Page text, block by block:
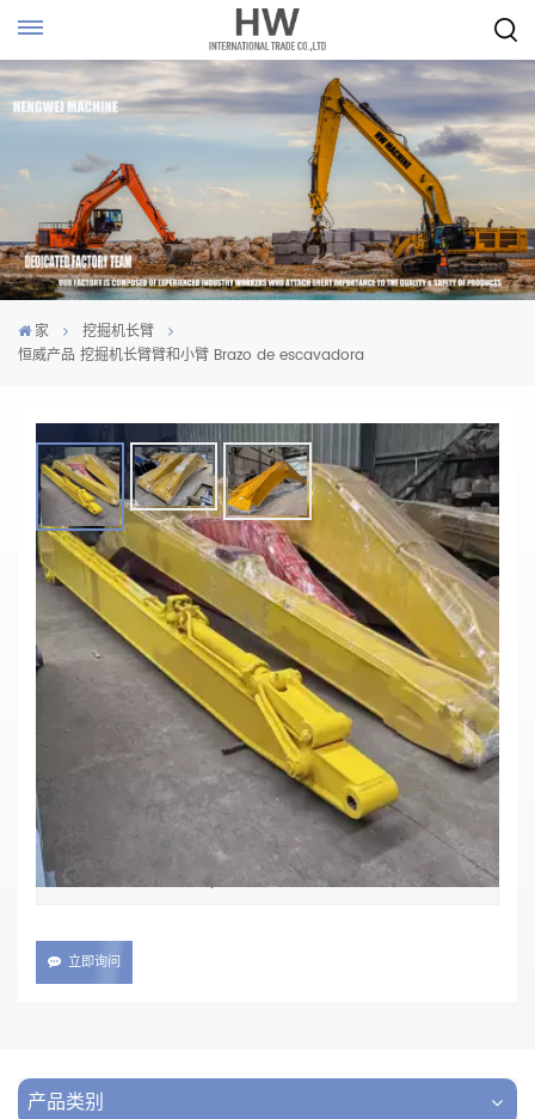
家
挖掘机长臂
恒威产品 挖掘机长臂臂和小臂 Brazo de escavadora
恒威产品 挖掘机长臂臂和小臂 Brazo De
Escavadora
材质：Q355B
主要参数
编号 : Cat336
TT
XIAMEN
交货时间 : 20days
立即询问
产品类别